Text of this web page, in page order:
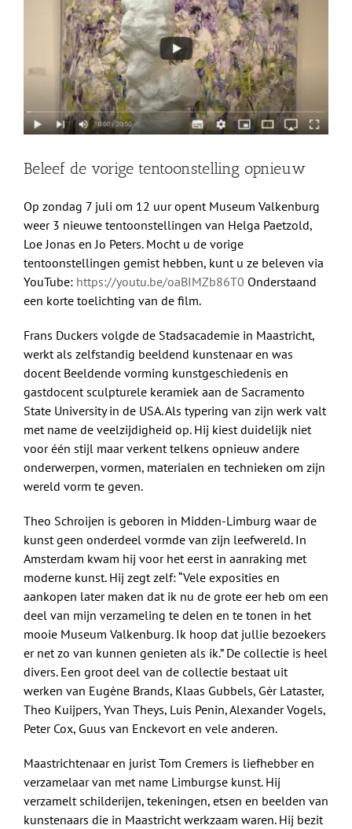
Over Ons
BEZOEK
afbeelding
Beleef de vorige tentoonstelling opnieuw
Op zondag 7 juli om 12 uur opent Museum Valkenburg
weer 3 nieuwe tentoonstellingen van Helga Paetzold,
Loe Jonas en Jo Peters. Mocht u de vorige
tentoonstellingen gemist hebben, kunt u ze beleven via
YouTube: https://youtu.be/oaBIMZb86T0 Onderstaand
een korte toelichting van de film.
Frans Duckers volgde de Stadsacademie in Maastricht,
werkt als zelfstandig beeldend kunstenaar en was
docent Beeldende vorming kunstgeschiedenis en
gastdocent sculpturele keramiek aan de Sacramento
State University in de USA. Als typering van zijn werk valt
met name de veelzijdigheid op. Hij kiest duidelijk niet
voor één stijl maar verkent telkens opnieuw andere
onderwerpen, vormen, materialen en technieken om zijn
wereld vorm te geven.
Theo Schroijen is geboren in Midden-Limburg waar de
kunst geen onderdeel vormde van zijn leefwereld. In
Amsterdam kwam hij voor het eerst in aanraking met
moderne kunst. Hij zegt zelf: “Vele exposities en
aankopen later maken dat ik nu de grote eer heb om een
deel van mijn verzameling te delen en te tonen in het
mooie Museum Valkenburg. Ik hoop dat jullie bezoekers
er net zo van kunnen genieten als ik.” De collectie is heel
divers. Een groot deel van de collectie bestaat uit
werken van Eugène Brands, Klaas Gubbels, Gèr Lataster,
Theo Kuijpers, Yvan Theys, Luis Penin, Alexander Vogels,
Peter Cox, Guus van Enckevort en vele anderen.
Maastrichtenaar en jurist Tom Cremers is liefhebber en
verzamelaar van met name Limburgse kunst. Hij
verzamelt schilderijen, tekeningen, etsen en beelden van
kunstenaars die in Maastricht werkzaam waren. Hij bezit